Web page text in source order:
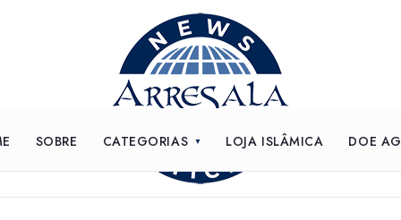
SOBRE CATEGORIAS LOJA ISLÂMICA DOE